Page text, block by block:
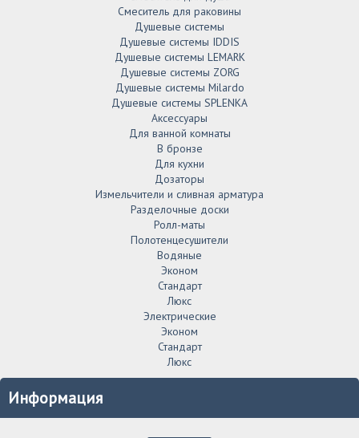
Смеситель для раковины
Душевые системы
Душевые системы IDDIS
Душевые системы LEMARK
Душевые системы ZORG
Душевые системы Milardo
Душевые системы SPLENKA
Аксессуары
Для ванной комнаты
В бронзе
Для кухни
Дозаторы
Измельчители и сливная арматура
Разделочные доски
Ролл-маты
Полотенцесушители
Водяные
Эконом
Стандарт
Люкс
Электрические
Эконом
Стандарт
Люкс
Информация